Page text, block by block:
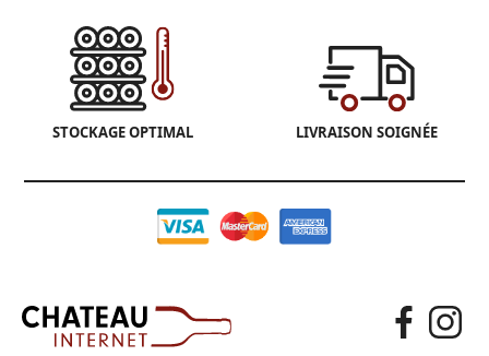
STOCKAGE OPTIMAL LIVRAISON SOIGNÉE